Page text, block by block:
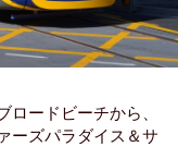
ードビーチから、
ーズパラダイス＆サ